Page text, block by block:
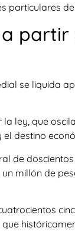
particulares
partir
se liquida
ley, que
destino
de
millón de